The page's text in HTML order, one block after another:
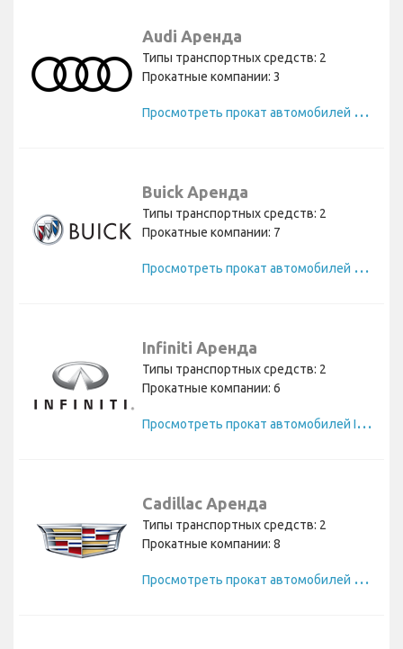
Audi Аренда
Типы транспортных средств: 2
Прокатные компании: 3
П
росмотреть прокат автомобилей Audi
Buick Аренда
Типы транспортных средств: 2
Прокатные компании: 7
П
росмотреть прокат автомобилей Buick
Infiniti Аренда
Типы транспортных средств: 2
Прокатные компании: 6
П
росмотреть прокат автомобилей Infiniti
Cadillac Аренда
Типы транспортных средств: 2
Прокатные компании: 8
П
росмотреть прокат автомобилей Cadillac